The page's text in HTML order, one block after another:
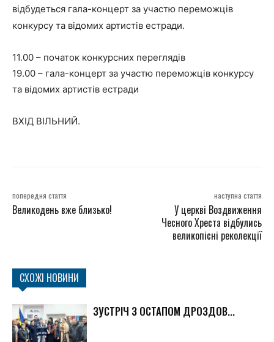
відбудеться гала-концерт за участю переможців
конкурсу та відомих артистів естради.
11.00 – початок конкурсних переглядів
19.00 – гала-концерт за участю переможців конкурсу
та відомих артистів естради
ВХІД ВІЛЬНИЙ.
попередня стаття
Великодень вже близько!
наступна стаття
У церкві Воздвиження
Чесного Хреста відбулись
великопісні реколекції
СХОЖІ НОВИНИ
ЗУСТРІЧ З ОСТАПОМ ДРОЗДОВ...